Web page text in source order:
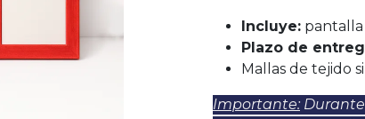
Incluye: pantalla
Plazo de
Mallas de tejido
Importante: